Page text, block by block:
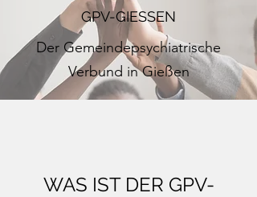
GPV-GIESSEN
Der Gemeindepsychiatrische
Verbund in Gießen
WAS IST DER GPV-